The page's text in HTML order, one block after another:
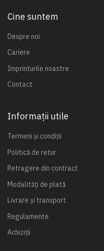
Cine suntem
Despre noi
Cariere
Imprinturile noastre
Contact
Informații utile
Termeni și condiții
Politică de retur
Retragere din contract
Modalități de plată
Livrare și transport
Regulamente
Achiziții